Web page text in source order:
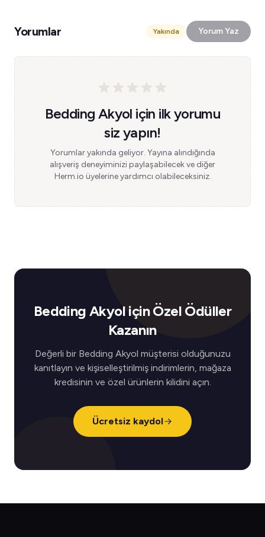
Yorumlar Yakında Yorum Yaz
Bedding Akyol için ilk yorumu
siz yapın!
Yorumlar yakında geliyor. Yayına alındığında
alışveriş deneyiminizi paylaşabilecek ve diğer
Herm.io üyelerine yardımcı olabileceksiniz.
Bedding Akyol için Özel Ödüller
Kazanın
Değerli bir Bedding Akyol müşterisi olduğunuzu
kanıtlayın ve kişiselleştirilmiş indirimlerin, mağaza
kredisinin ve özel ürünlerin kilidini açın.
Ücretsiz kaydol